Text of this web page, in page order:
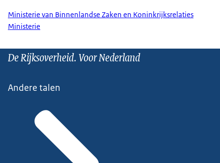
Ministerie van Binnenlandse Zaken en Koninkrijksrelaties
Ministerie
De Rijksoverheid. Voor Nederland
Andere talen